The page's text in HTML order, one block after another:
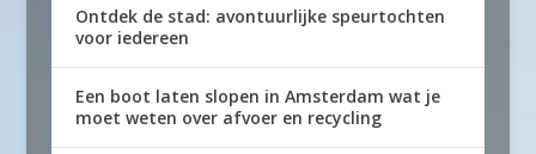
Ontdek de stad: avontuurlijke speurtochten
voor iedereen
Een boot laten slopen in Amsterdam wat je
moet weten over afvoer en recycling